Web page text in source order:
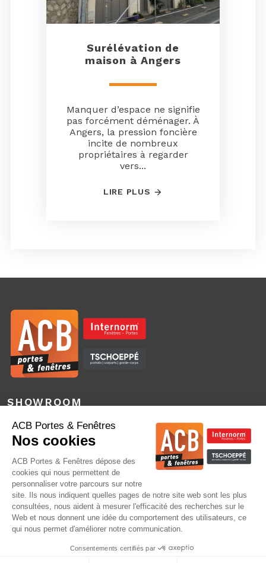
Surélévation de
maison à Angers
Manquer d’espace ne signifie
pas forcément déménager. À
Angers, la pression foncière
incite de nombreux
propriétaires à regarder
vers...
LIRE PLUS
SHOWROOM
3 Boulevard des Bretonnières – Bâtiment F
49124 Saint Barthélemy d’Anjou
SIÈGE SOCIAL
ACB Menuiserie
1040 route de Châteauneuf – La Gare
49330 Étriché